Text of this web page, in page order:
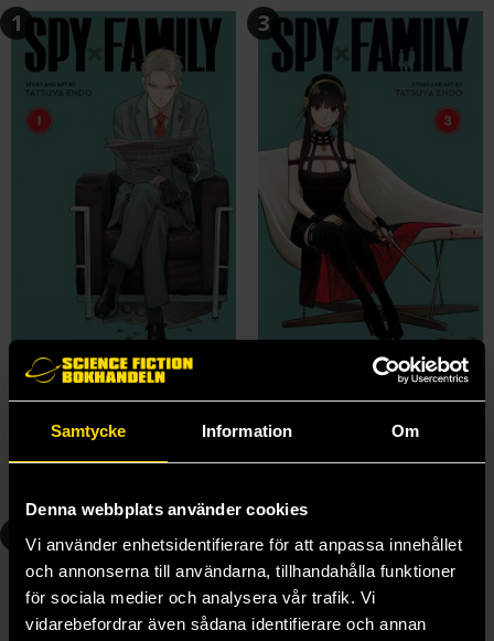
Samtycke Information Om
Denna webbplats använder cookies
Vi använder enhetsidentifierare för att anpassa innehållet
och annonserna till användarna, tillhandahålla funktioner
för sociala medier och analysera vår trafik. Vi
vidarebefordrar även sådana identifierare och annan
1
Spy X Family Vol 1
Tatsuya Endo
139 kr
3
Spy X Family Vol 3
Tatsuya Endo
139 kr
5